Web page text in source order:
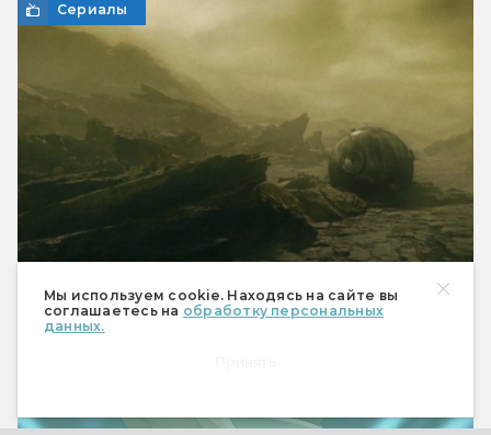
Мы используем cookie. Находясь на сайте вы
соглашаетесь на обработку персональных
данных.
Сериалы
«Звёздный городок»: клюквенные заросли
космических масштабов. Мнение историка